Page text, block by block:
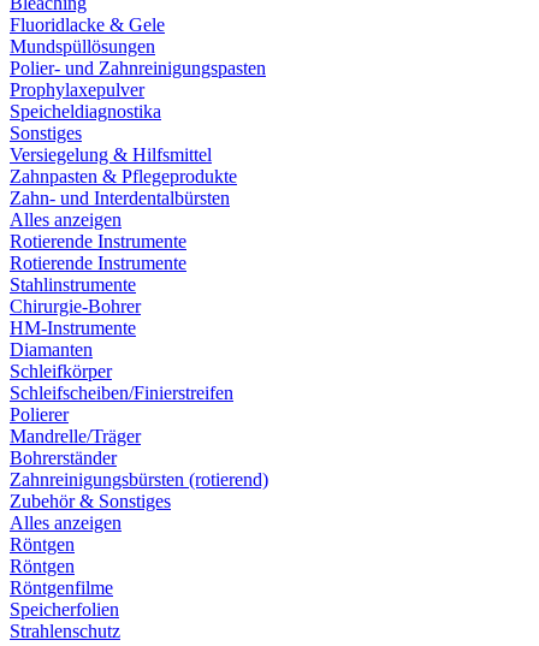
Fluoridlacke & Gele
Mundspüllösungen
Polier- und Zahnreinigungspasten
Prophylaxepulver
Speicheldiagnostika
Sonstiges
Versiegelung & Hilfsmittel
Zahnpasten & Pflegeprodukte
Zahn- und Interdentalbürsten
Alles anzeigen
Rotierende Instrumente
Rotierende Instrumente
Stahlinstrumente
Chirurgie-Bohrer
HM-Instrumente
Diamanten
Schleifkörper
Schleifscheiben/Finierstreifen
Polierer
Mandrelle/Träger
Bohrerständer
Zahnreinigungsbürsten (rotierend)
Zubehör & Sonstiges
Alles anzeigen
Röntgen
Röntgen
Röntgenfilme
Speicherfolien
Strahlenschutz